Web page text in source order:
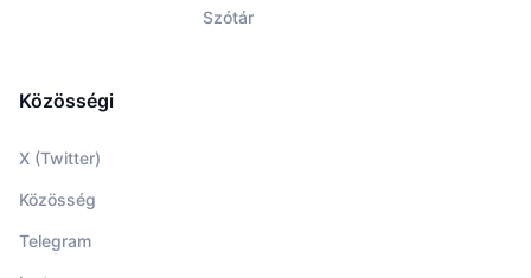
Szótár
Közösségi
X (Twitter)
Közösség
Telegram